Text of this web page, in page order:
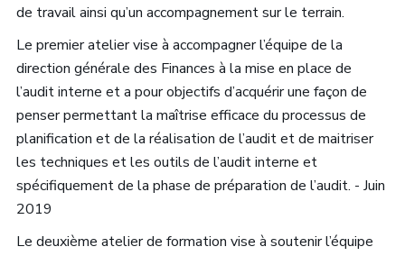
de travail ainsi qu’un accompagnement sur le terrain.
Le premier atelier vise à accompagner l’équipe de la
direction générale des Finances à la mise en place de
l’audit interne et a pour objectifs d’acquérir une façon de
penser permettant la maîtrise efficace du processus de
planification et de la réalisation de l’audit et de maitriser
les techniques et les outils de l’audit interne et
spécifiquement de la phase de préparation de l’audit. - Juin
2019
Le deuxième atelier de formation vise à soutenir l’équipe